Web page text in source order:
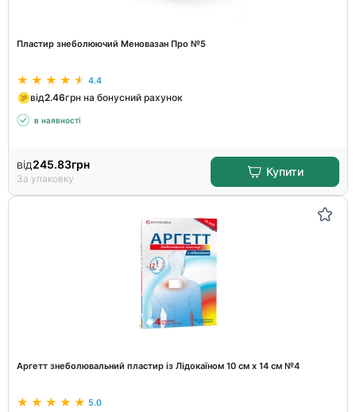
Пластир знеболюючий Меновазан Про №5
4.4
від2.46грн на бонусний рахунок
в наявності
від245.83грн
За упаковку
Купити
Аргетт знеболювальний пластир із Лідокаїном 10 см х 14 см №4
5.0